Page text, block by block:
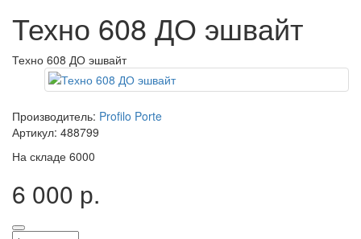
Техно 608 ДО эшвайт
Техно 608 ДО эшвайт
Производитель: Profilo Porte
Артикул: 488799
На складе 6000
6 000 р.